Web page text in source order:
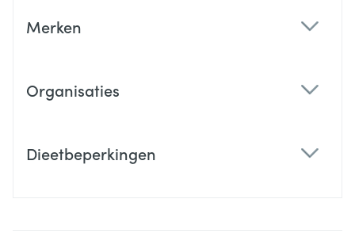
Merken
Organisaties
Dieetbeperkingen